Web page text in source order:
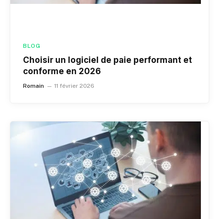
BLOG
Choisir un logiciel de paie performant et
conforme en 2026
Romain 11 février 2026